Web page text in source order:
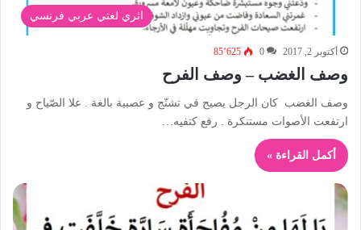
اثري لغتي عربي فرنسي
أكتوبر 2, 2017 0 85٬625
وصف الغضب – وصف الفرح
وصف الغضب كان الرجل يصيح في تشنّج و عصبية بالغة . علا الصّياح و
ارتفعت الأصوات مستنكرة . رفع كتفيه…
أكمل القراءة »